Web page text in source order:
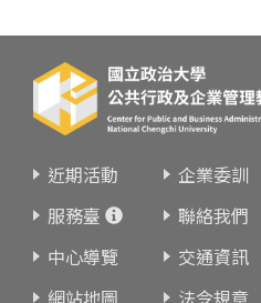
近期活動 企業委訓
服務臺
聯絡我們
中心導覽
交通資訊
網站地圖
法令規章